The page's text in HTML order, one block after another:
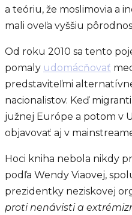
a teóriu, že moslimovia a
mali oveľa vyššiu
Od roku 2010 sa tento
pomaly udomácňovať
predstaviteľmi
nacionalistov. Keď
južnej Európe a potom v
objavovať aj v
Hoci kniha nebola nikdy
podľa Wendy Viaovej,
prezidentky neziskovej
proti nenávisti a